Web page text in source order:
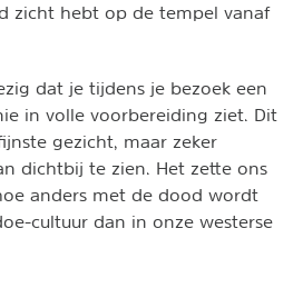
zicht hebt op de tempel vanaf
dat je tijdens je bezoek een
in volle voorbereiding ziet. Dit
gezicht, maar zeker
dichtbij te zien. Het zette ons
anders met de dood wordt
cultuur dan in onze westerse